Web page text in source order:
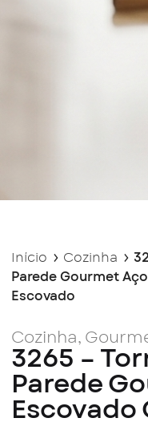
Início Cozinha
Parede Gourmet
Escovado
Cozinha,
3265 –
Parede
Escovado